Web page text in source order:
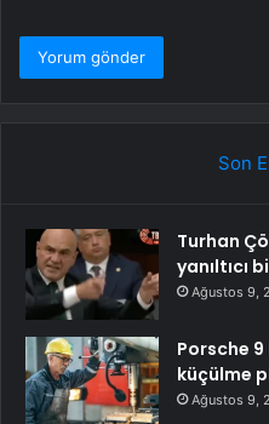
Son
Turhan
yanıltıcı
Ağustos 9,
Porsche 9
küçülme
Ağustos 9,